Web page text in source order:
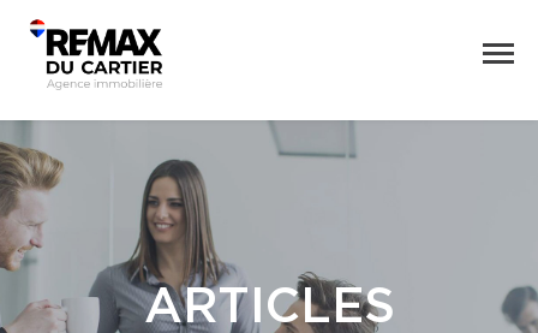
ARTICLES